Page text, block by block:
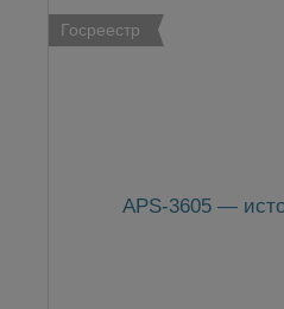
Госреестр
APS-3605 —